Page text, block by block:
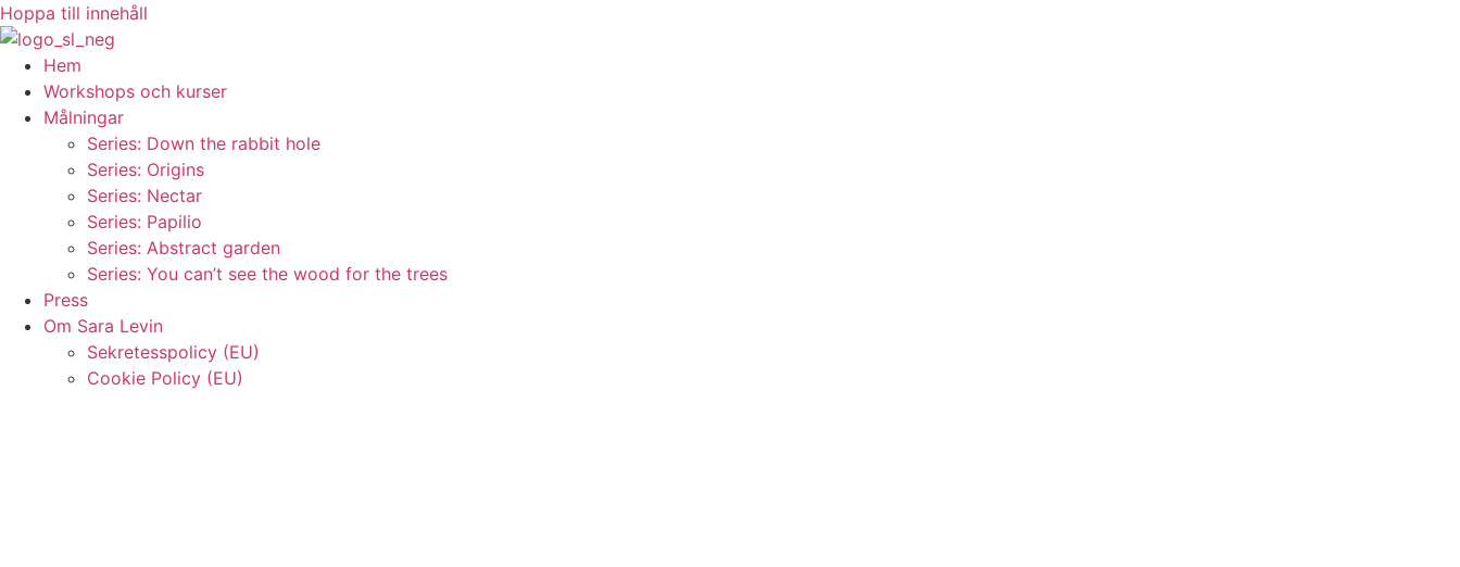
Hoppa till innehåll
Hem
Workshops och kurser
Målningar
Series: Down the rabbit hole
Series: Origins
Series: Nectar
Series: Papilio
Series: Abstract garden
Series: You can’t see the wood for the trees
Press
Om Sara Levin
Sekretesspolicy (EU)
Cookie Policy (EU)